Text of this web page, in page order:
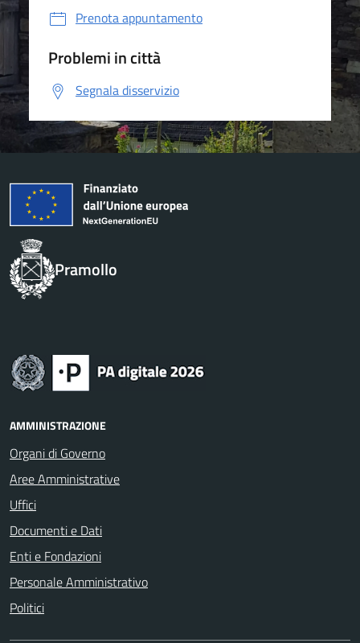
Prenota appuntamento
Problemi in città
Segnala disservizio
Pramollo
AMMINISTRAZIONE
Organi di Governo
Aree Amministrative
Uffici
Documenti e Dati
Enti e Fondazioni
Personale Amministrativo
Politici